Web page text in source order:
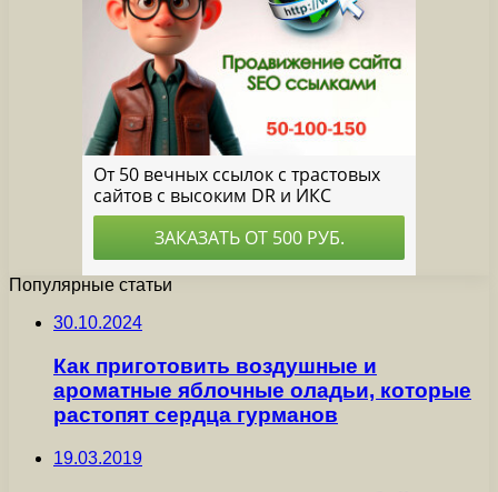
Популярные статьи
30.10.2024
Как приготовить воздушные и
ароматные яблочные оладьи, которые
растопят сердца гурманов
19.03.2019